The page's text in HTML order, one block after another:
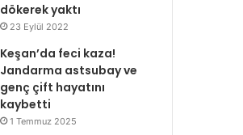
dökerek yaktı
23 Eylül 2022
Keşan’da feci kaza!
Jandarma astsubay ve
genç çift hayatını
kaybetti
1 Temmuz 2025